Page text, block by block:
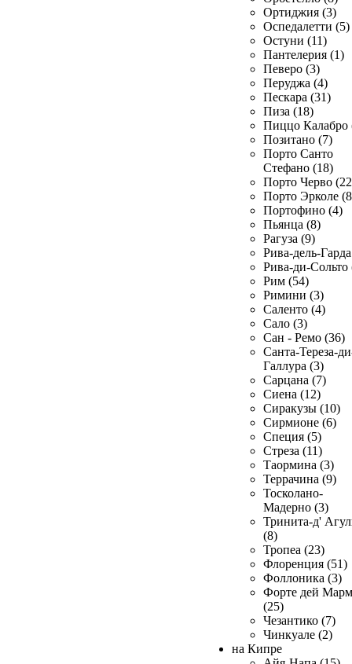
Ортиджия (3)
Оспедалетти (5)
Остуни (11)
Пантелерия (1)
Певеро (3)
Перуджа (4)
Пескара (31)
Пиза (18)
Пиццо Калабро
Позитано (7)
Порто Санто
Стефано (18)
Порто Черво
Порто Эрколе
Портофино (4)
Пьянца (8)
Рагуза (9)
Рива-дель-
Рива-ди-Сольто
Рим (54)
Римини (3)
Саленто (4)
Сало (3)
Сан - Ремо (36)
Санта-Тереза-
Галлура (3)
Сарцана (7)
Сиена (12)
Сиракузы (10)
Сирмионе (6)
Специя (5)
Стреза (11)
Таормина (3)
Террачина (9)
Тосколано-
Мадерно (3)
Тринита-д'
(8)
Тропеа (23)
Флоренция (51)
Фоллоника (3)
Форте дей
(25)
Чезантико (7)
Чинкуале (2)
на Кипре